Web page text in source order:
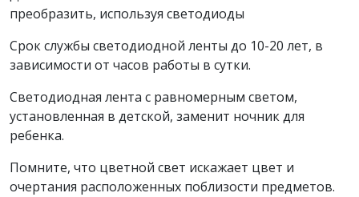
преобразить, используя светодиоды
Срок службы светодиодной ленты до 10-20 лет, в
зависимости от часов работы в сутки.
Светодиодная лента с равномерным светом,
установленная в детской, заменит ночник для
ребенка.
Помните, что цветной свет искажает цвет и
очертания расположенных поблизости предметов.